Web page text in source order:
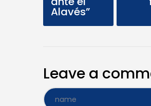
Alavés”
Leave a